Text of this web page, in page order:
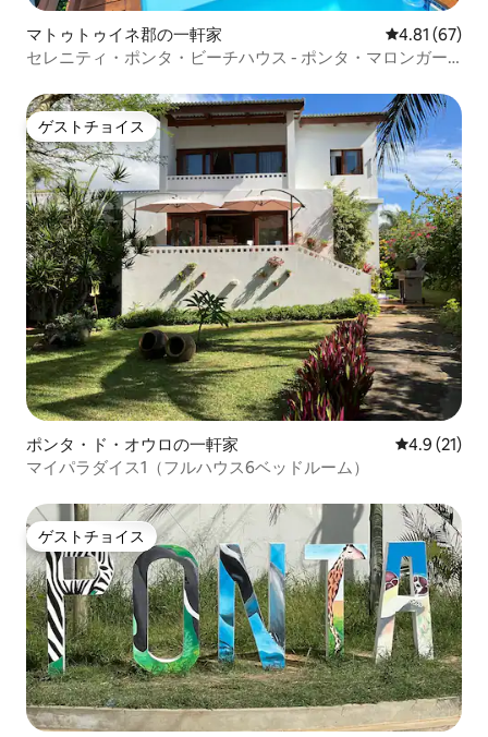
マトゥトゥイネ郡の一軒家 レビュー67
4.81 (67)
セレニティ・ポンタ・ビーチハウス - ポンタ・マロンガー
ゲストチョイス
ゲストチョイス
ポンタ・ド・オウロの一軒家 レビュー21
4.9 (21)
マイパラダイス1（フルハウス6ベッドルーム）
ゲストチョイス
ゲストチョイス